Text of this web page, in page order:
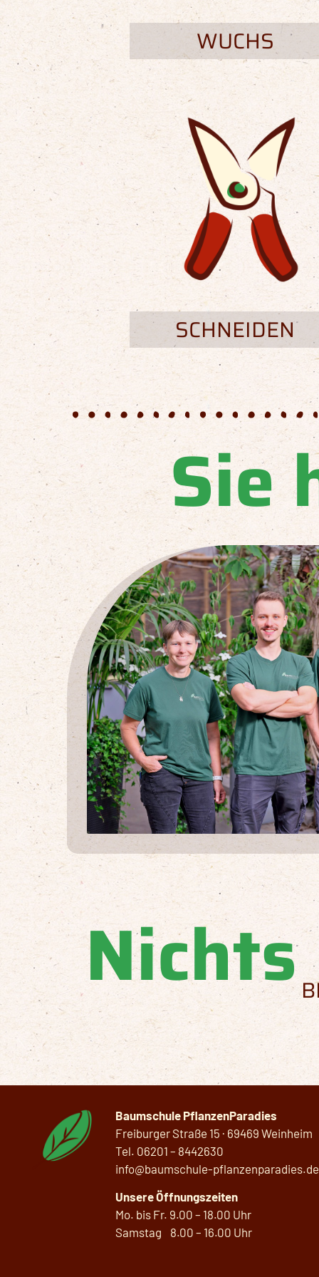
WUCHS
SCHNEIDEN
Sie
Baumschule PflanzenParadies
Freiburger Straße 15 · 69469 Weinheim
Tel. 06201 – 8442630
info@baumschule-pflanzenparadies.de
Unsere Öffnungszeiten
Mo. bis Fr. 9.00 – 18.00 Uhr
Samstag 8.00 – 16.00 Uhr